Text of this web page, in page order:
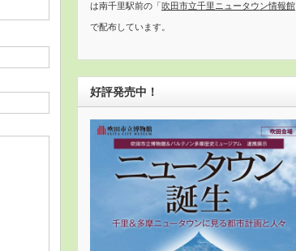
は南千里駅前の「 吹田市立千里ニュータウン情報館
で配布しています。
好評発売中！